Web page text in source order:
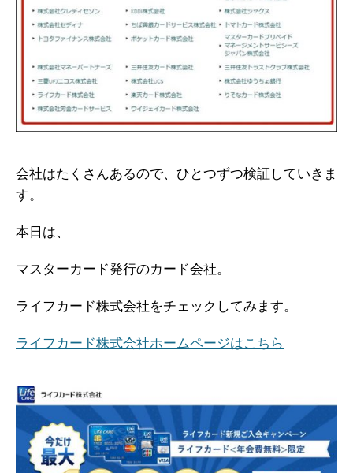
会社はたくさんあるので、ひとつずつ検証していきま
す。
本日は、
マスターカード発行のカード会社。
ライフカード株式会社をチェックしてみます。
ライフカード株式会社ホームページはこちら